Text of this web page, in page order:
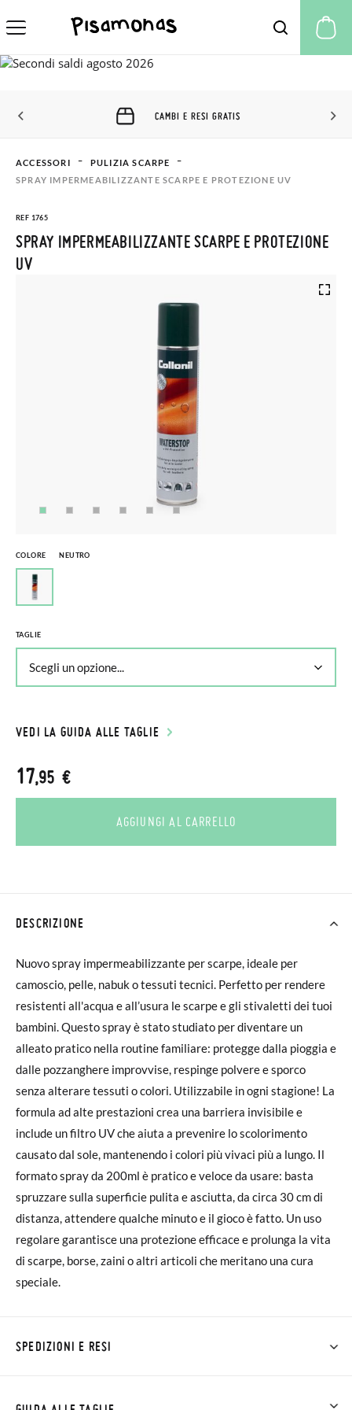
CAMBI E RESI GRATIS
ACCESSORI
PULIZIA SCARPE
SPRAY IMPERMEABILIZZANTE SCARPE E PROTEZIONE UV
REF 1765
SPRAY IMPERMEABILIZZANTE SCARPE E PROTEZIONE
UV
COLORE NEUTRO
TAGLIE
VEDI LA GUIDA ALLE TAGLIE
17,95 €
AGGIUNGI AL CARRELLO
DESCRIZIONE
Nuovo spray impermeabilizzante per scarpe, ideale per
camoscio, pelle, nabuk o tessuti tecnici. Perfetto per rendere
resistenti all'acqua e all’usura le scarpe e gli stivaletti dei tuoi
bambini. Questo spray è stato studiato per diventare un
alleato pratico nella routine familiare: protegge dalla pioggia e
dalle pozzanghere improvvise, respinge polvere e sporco
senza alterare tessuti o colori. Utilizzabile in ogni stagione! La
formula ad alte prestazioni crea una barriera invisibile e
include un filtro UV che aiuta a prevenire lo scolorimento
causato dal sole, mantenendo i colori più vivaci più a lungo. Il
formato spray da 200ml è pratico e veloce da usare: basta
spruzzare sulla superficie pulita e asciutta, da circa 30 cm di
distanza, attendere qualche minuto e il gioco è fatto. Un uso
regolare garantisce una protezione efficace e prolunga la vita
di scarpe, borse, zaini o altri articoli che meritano una cura
speciale.
SPEDIZIONI E RESI